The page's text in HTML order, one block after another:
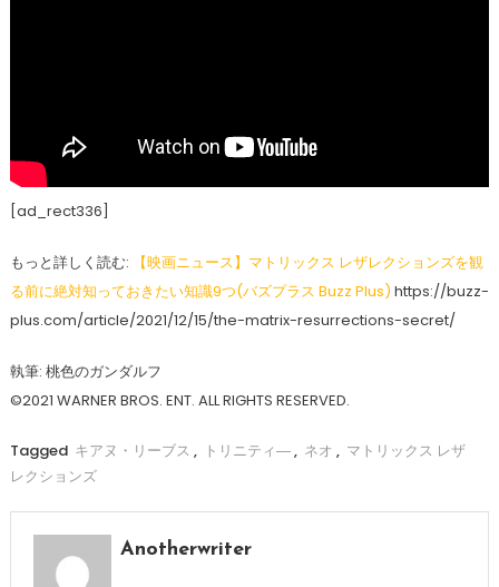
[ad_rect336]
もっと詳しく読む:
【映画ニュース】マトリックス レザレクションズを観
る前に絶対知っておきたい知識9つ(バズプラス Buzz Plus) https://buzz-
plus.com/article/2021/12/15/the-matrix-resurrections-secret/
執筆: 桃色のガンダルフ
©2021 WARNER BROS. ENT. ALL RIGHTS RESERVED.
Tagged キアヌ・リーブス , トリニティ―, ネオ , マトリックス レザ
レクションズ
Anotherwriter